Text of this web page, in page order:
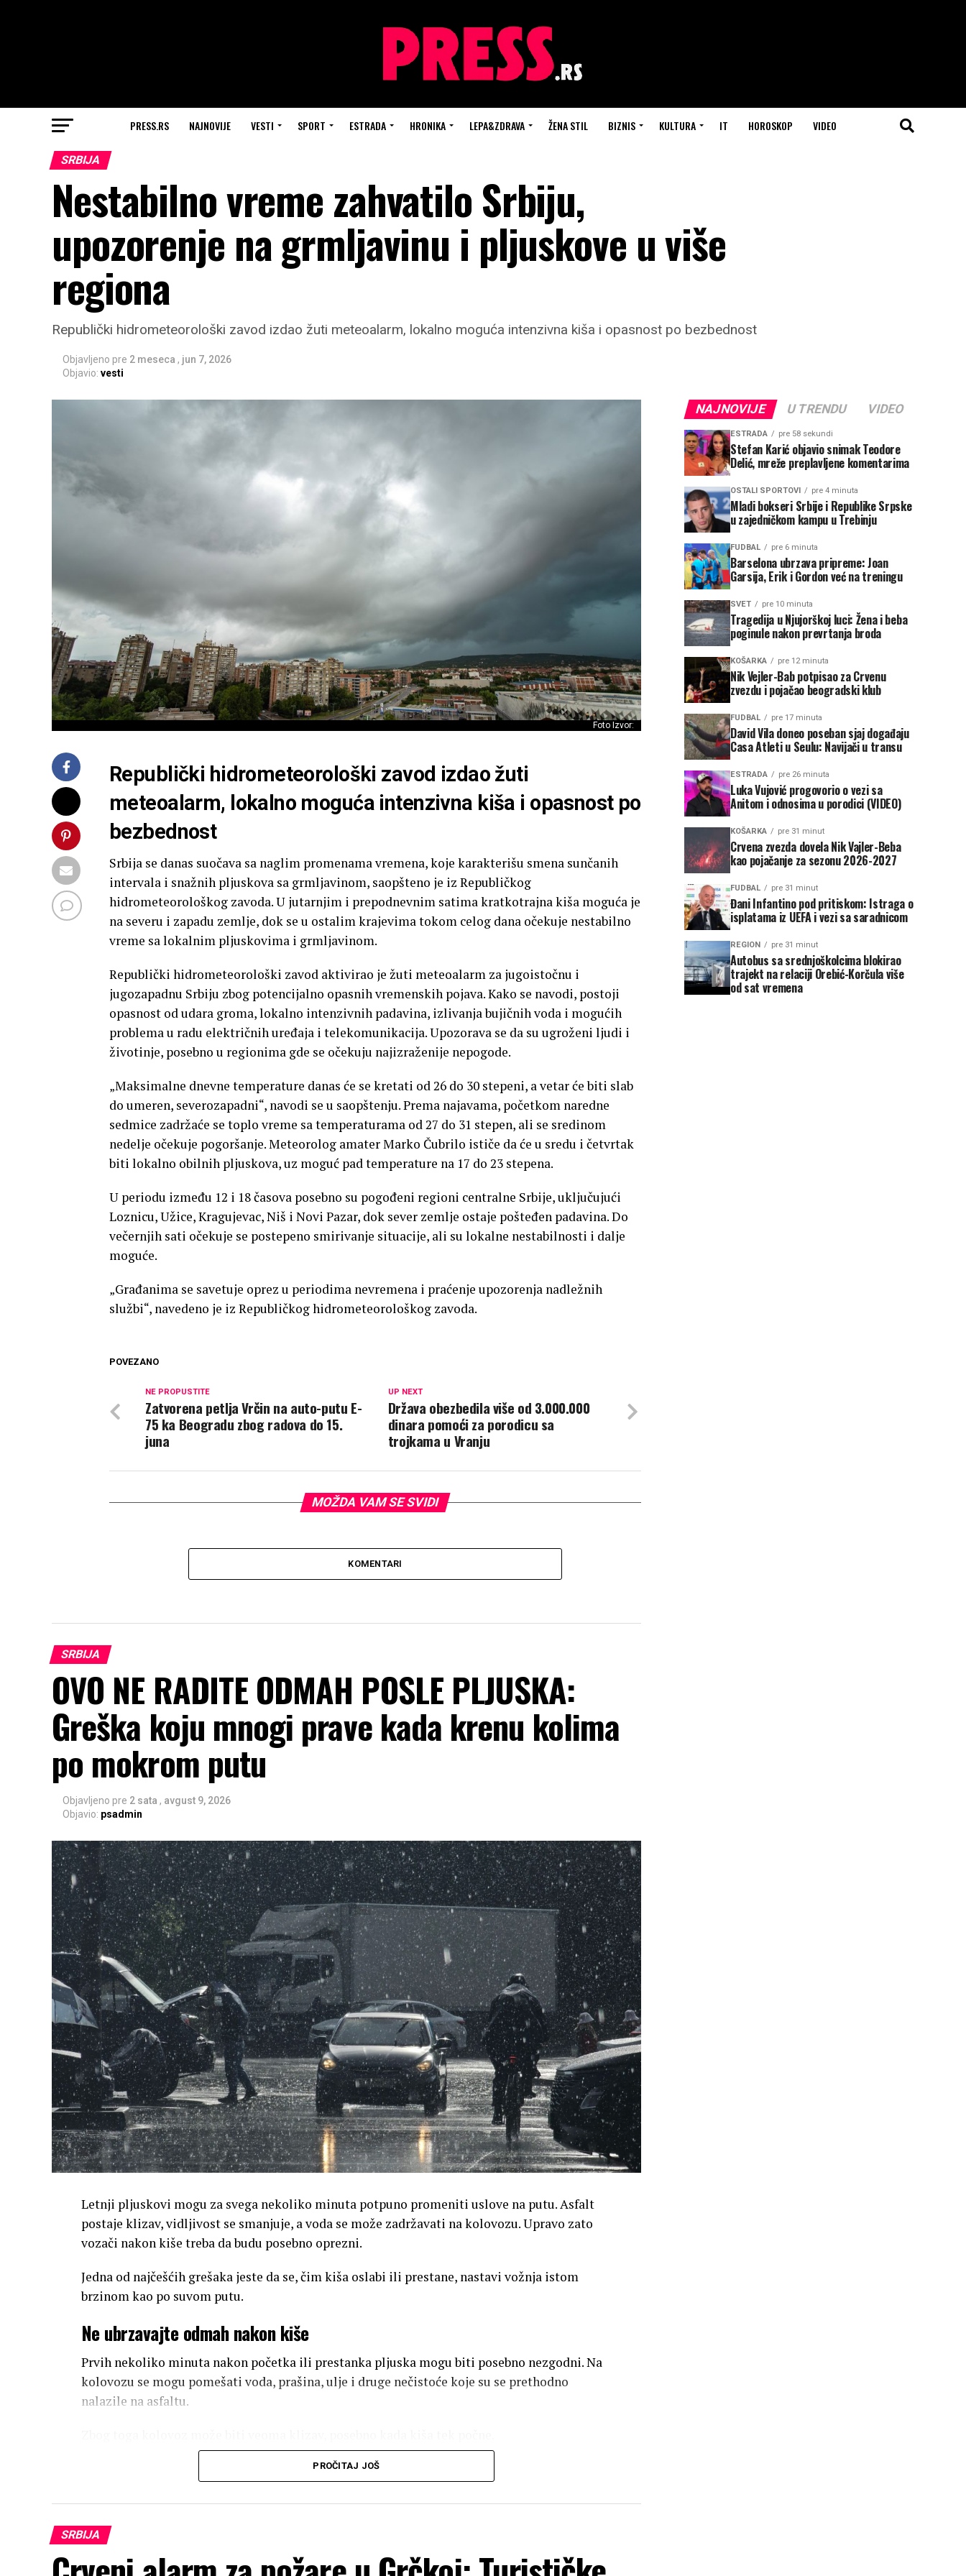
PRESS.RS NAJNOVIJE VESTI SPORT ESTRADA HRONIKA LEPA&ZDRAVA ŽENA STIL BIZNIS KULTURA IT HOROSKOP VIDEO
SRBIJA
Nestabilno vreme zahvatilo Srbiju,
upozorenje na grmljavinu i pljuskove u više
regiona
Republički hidrometeorološki zavod izdao žuti meteoalarm, lokalno moguća intenzivna kiša i opasnost po bezbednost
Objavljeno pre 2 meseca , jun 7, 2026
Objavio: vesti
Foto Izvor:
Republički hidrometeorološki zavod izdao žuti
meteoalarm, lokalno moguća intenzivna kiša i opasnost po
bezbednost
Srbija se danas suočava sa naglim promenama vremena, koje karakterišu smena sunčanih
intervala i snažnih pljuskova sa grmljavinom, saopšteno je iz Republičkog
hidrometeorološkog zavoda. U jutarnjim i prepodnevnim satima kratkotrajna kiša moguća je
na severu i zapadu zemlje, dok se u ostalim krajevima tokom celog dana očekuje nestabilno
vreme sa lokalnim pljuskovima i grmljavinom.
Republički hidrometeorološki zavod aktivirao je žuti meteoalarm za jugoistočnu i
jugozapadnu Srbiju zbog potencijalno opasnih vremenskih pojava. Kako se navodi, postoji
opasnost od udara groma, lokalno intenzivnih padavina, izlivanja bujičnih voda i mogućih
problema u radu električnih uređaja i telekomunikacija. Upozorava se da su ugroženi ljudi i
životinje, posebno u regionima gde se očekuju najizraženije nepogode.
„Maksimalne dnevne temperature danas će se kretati od 26 do 30 stepeni, a vetar će biti slab
do umeren, severozapadni“, navodi se u saopštenju. Prema najavama, početkom naredne
sedmice zadržaće se toplo vreme sa temperaturama od 27 do 31 stepen, ali se sredinom
nedelje očekuje pogoršanje. Meteorolog amater Marko Čubrilo ističe da će u sredu i četvrtak
biti lokalno obilnih pljuskova, uz moguć pad temperature na 17 do 23 stepena.
U periodu između 12 i 18 časova posebno su pogođeni regioni centralne Srbije, uključujući
Loznicu, Užice, Kragujevac, Niš i Novi Pazar, dok sever zemlje ostaje pošteđen padavina. Do
večernjih sati očekuje se postepeno smirivanje situacije, ali su lokalne nestabilnosti i dalje
moguće.
„Građanima se savetuje oprez u periodima nevremena i praćenje upozorenja nadležnih
službi“, navedeno je iz Republičkog hidrometeorološkog zavoda.
POVEZANO
UP NEXT
Država obezbedila više od 3.000.000
dinara pomoći za porodicu sa
trojkama u Vranju
NE PROPUSTITE
Zatvorena petlja Vrčin na auto-putu E-
75 ka Beogradu zbog radova do 15.
juna
MOŽDA VAM SE SVIDI
KOMENTARI
SRBIJA
OVO NE RADITE ODMAH POSLE PLJUSKA:
Greška koju mnogi prave kada krenu kolima
po mokrom putu
Objavljeno pre 2 sata , avgust 9, 2026
Objavio: psadmin
Letnji pljuskovi mogu za svega nekoliko minuta potpuno promeniti uslove na putu. Asfalt
postaje klizav, vidljivost se smanjuje, a voda se može zadržavati na kolovozu. Upravo zato
vozači nakon kiše treba da budu posebno oprezni.
Jedna od najčešćih grešaka jeste da se, čim kiša oslabi ili prestane, nastavi vožnja istom
brzinom kao po suvom putu.
Ne ubrzavajte odmah nakon kiše
Prvih nekoliko minuta nakon početka ili prestanka pljuska mogu biti posebno nezgodni. Na
kolovozu se mogu pomešati voda, prašina, ulje i druge nečistoće koje su se prethodno
nalazile na asfaltu.
Prilagodite brzinu uslovima na putu i povećajte odstojanje od vozila ispred sebe.
Pažljivo kroz bare
Velike bare ne treba prolaziti velikom brzinom. Voda može smanjiti prijanjanje pneumatika
za podlogu, a u određenim uslovima može doći i do akvaplaninga.
PROČITAJ JOŠ
SRBIJA
NAJNOVIJE U TRENDU VIDEO
ESTRADA pre 58 sekundi
Stefan Karić objavio snimak Teodore
Delić, mreže preplavljene komentarima
OSTALI SPORTOVI pre 4 minuta
Mladi bokseri Srbije i Republike Srpske
u zajedničkom kampu u Trebinju
FUDBAL pre 6 minuta
Barselona ubrzava pripreme: Joan
Garsija, Erik i Gordon već na treningu
SVET pre 10 minuta
Tragedija u Njujorškoj luci: Žena i beba
poginule nakon prevrtanja broda
KOŠARKA pre 12 minuta
Nik Vejler-Bab potpisao za Crvenu
zvezdu i pojačao beogradski klub
FUDBAL pre 17 minuta
David Vila doneo poseban sjaj događaju
Casa Atleti u Seulu: Navijači u transu
ESTRADA pre 26 minuta
Luka Vujović progovorio o vezi sa
Anitom i odnosima u porodici (VIDEO)
KOŠARKA pre 31 minut
Crvena zvezda dovela Nik Vajler-Beba
kao pojačanje za sezonu 2026-2027
FUDBAL pre 31 minut
Đani Infantino pod pritiskom: Istraga o
isplatama iz UEFA i vezi sa saradnicom
REGION pre 31 minut
Autobus sa srednjoškolcima blokirao
trajekt na relaciji Orebić-Korčula više
od sat vremena